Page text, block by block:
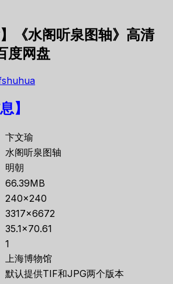
《水阁听泉图轴》高清
度网盘
】
卞文瑜
水阁听泉图轴
明朝
66.39MB
240×240
3317×6672
35.1×70.61
1
上海博物馆
默认提供TIF和JPG两个版本